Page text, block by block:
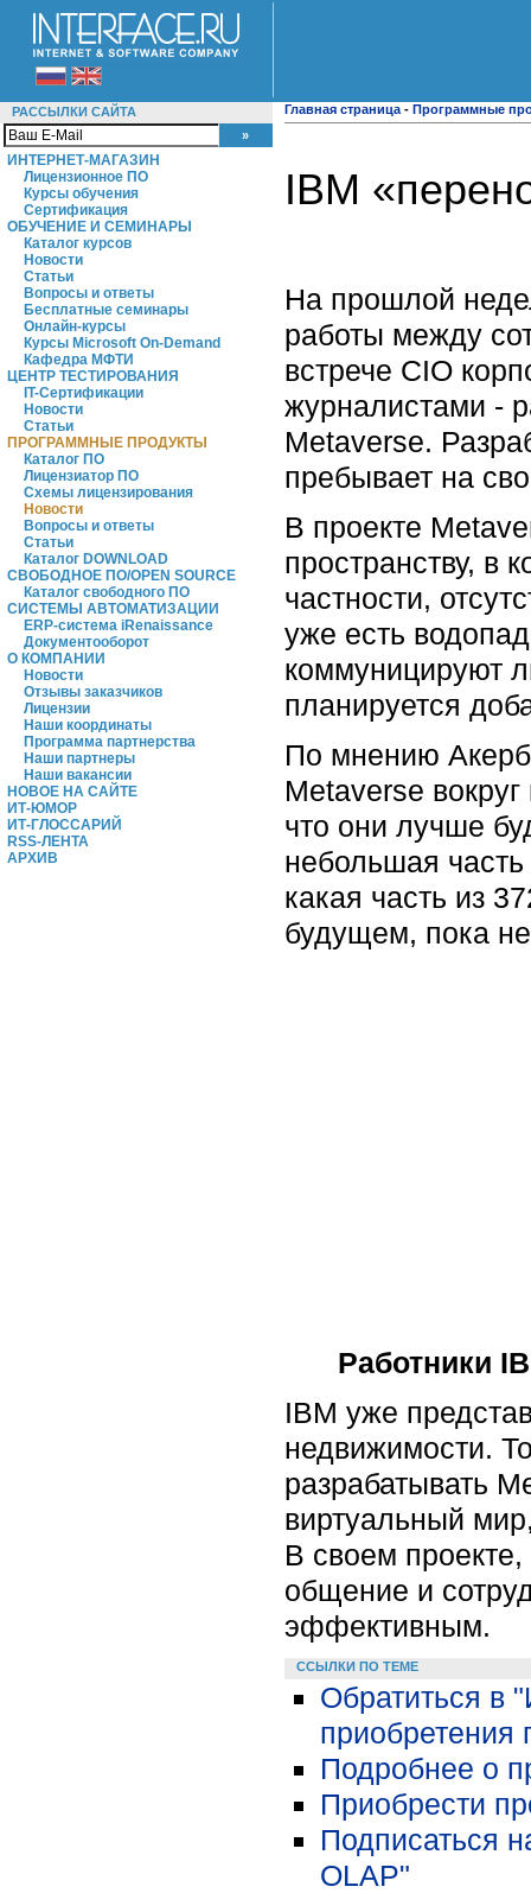
РАССЫЛКИ САЙТА
ИНТЕРНЕТ-МАГАЗИН
Лицензионное ПО
Курсы обучения
Сертификация
ОБУЧЕНИЕ И СЕМИНАРЫ
Каталог курсов
Новости
Статьи
Вопросы и ответы
Бесплатные семинары
Онлайн-курсы
Курсы Microsoft On-Demand
Кафедра МФТИ
ЦЕНТР ТЕСТИРОВАНИЯ
IT-Сертификации
Новости
Статьи
ПРОГРАММНЫЕ ПРОДУКТЫ
Каталог ПО
Лицензиатор ПО
Схемы лицензирования
Новости
Вопросы и ответы
Статьи
Каталог DOWNLOAD
СВОБОДНОЕ ПО/OPEN SOURCE
Каталог свободного ПО
СИСТЕМЫ АВТОМАТИЗАЦИИ
ERP-система iRenaissance
Документооборот
О КОМПАНИИ
Новости
Отзывы заказчиков
Лицензии
Наши координаты
Программа партнерства
Наши партнеры
Наши вакансии
НОВОЕ НА САЙТЕ
ИТ-ЮМОР
ИТ-ГЛОССАРИЙ
RSS-ЛЕНТА
АРХИВ
Главная страница - Программные
IBM
На прошлой
работы между
встрече CIO
журналистами -
Metaverse.
пребывает на
В проекте
пространству, в
частности,
уже есть
коммуницируют
планируется
По мнению
Metaverse
что они лучше
небольшая часть
какая часть из
будущем, пока
Работники
IBM уже
недвижимости.
разрабатывать
виртуальный
В своем проекте,
общение и
эффективным.
ССЫЛКИ ПО ТЕМЕ
Обратиться в
приобретения
Подробнее о
Приобрести
Подписаться
OLAP"